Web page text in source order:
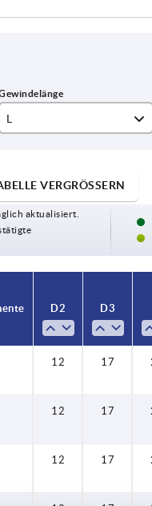
L
20
25
VERGRÖSSERN
aktualisiert.
D2 D3
12 17
12 17
12 17